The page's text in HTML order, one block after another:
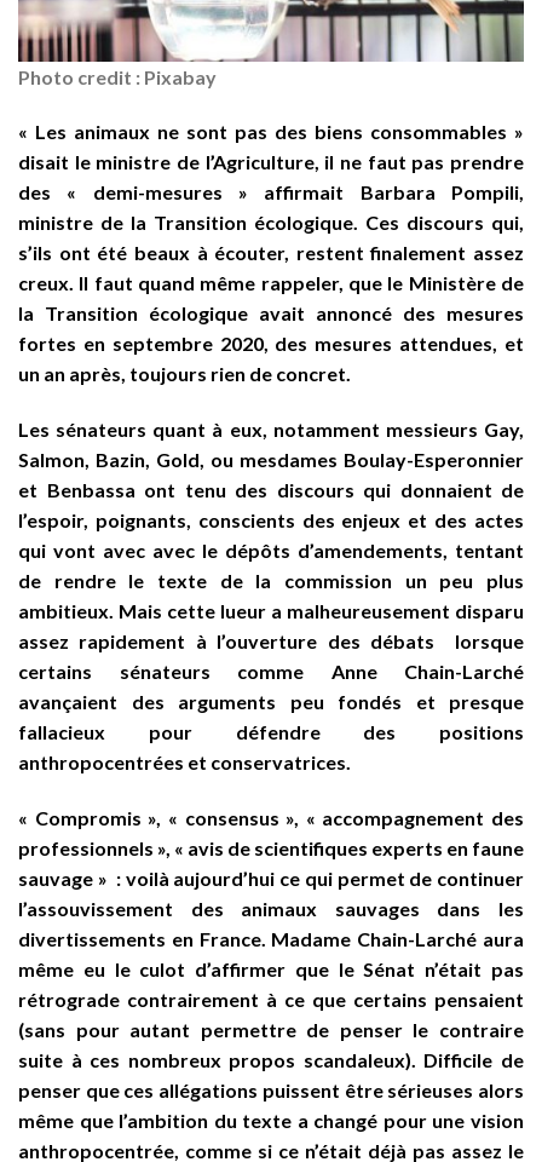
Photo credit : Pixabay
« Les animaux ne sont pas des biens consommables »
disait le ministre de l’Agriculture, il ne faut pas prendre
des « demi-mesures » affirmait Barbara Pompili,
ministre de la Transition écologique. Ces discours qui,
s’ils ont été beaux à écouter, restent finalement assez
creux. Il faut quand même rappeler, que le Ministère de
la Transition écologique avait annoncé des mesures
fortes en septembre 2020, des mesures attendues, et
un an après, toujours rien de concret.
Les sénateurs quant à eux, notamment messieurs Gay,
Salmon, Bazin, Gold, ou mesdames Boulay-Esperonnier
et Benbassa ont tenu des discours qui donnaient de
l’espoir, poignants, conscients des enjeux et des actes
qui vont avec avec le dépôts d’amendements, tentant
de rendre le texte de la commission un peu plus
ambitieux. Mais cette lueur a malheureusement disparu
assez rapidement à l’ouverture des débats lorsque
certains sénateurs comme Anne Chain-Larché
avançaient des arguments peu fondés et presque
fallacieux pour défendre des positions
anthropocentrées et conservatrices.
« Compromis », « consensus », « accompagnement des
professionnels », « avis de scientifiques experts en faune
sauvage » : voilà aujourd’hui ce qui permet de continuer
l’assouvissement des animaux sauvages dans les
divertissements en France. Madame Chain-Larché aura
même eu le culot d’affirmer que le Sénat n’était pas
rétrograde contrairement à ce que certains pensaient
(sans pour autant permettre de penser le contraire
suite à ces nombreux propos scandaleux). Difficile de
penser que ces allégations puissent être sérieuses alors
même que l’ambition du texte a changé pour une vision
anthropocentrée, comme si ce n’était déjà pas assez le